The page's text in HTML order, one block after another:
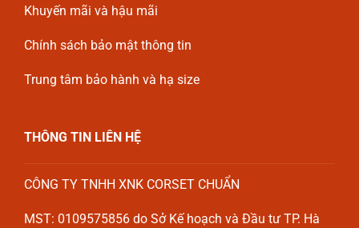
Khuyến mãi và hậu mãi
Chính sách bảo mật thông tin
Trung tâm bảo hành và hạ size
THÔNG TIN LIÊN HỆ
CÔNG TY TNHH XNK CORSET CHUẨN
MST: 0109575856 do Sở Kế hoạch và Đầu tư TP. Hà